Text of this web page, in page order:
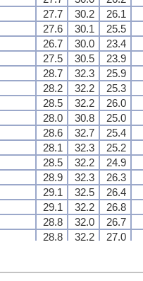
27.7 30.2
26.1
27.6 30.1
25.5
26.7 30.0
23.4
27.5 30.5
23.9
28.7 32.3
25.9
28.2 32.2
25.3
28.5 32.2
26.0
28.0 30.8
25.0
28.6 32.7
25.4
28.1 32.3
25.2
28.5 32.2
24.9
28.9 32.3
26.3
29.1 32.5
26.4
29.1 32.2
26.8
28.8 32.0
26.7
28.8 32.2
27.0
27.7 30.2
26.1
27.6 30.1
25.5
26.7 30.0
23.4
27.5 30.5
23.9
28.7 32.3
25.9
28.2 32.2
25.3
28.5 32.2
26.0
28.0 30.8
25.0
28.6 32.7
25.4
28.1 32.3
25.2
28.5 32.2
24.9
28.9 32.3
26.3
29.1 32.5
26.4
29.1 32.2
26.8
28.8 32.0
26.7
28.8 32.2
27.0
27.7 30.2
26.1
27.6 30.1
25.5
26.7 30.0
23.4
27.5 30.5
23.9
28.7 32.3
25.9
28.2 32.2
25.3
28.5 32.2
26.0
28.0 30.8
25.0
28.6 32.7
25.4
28.1 32.3
25.2
28.5 32.2
24.9
28.9 32.3
26.3
29.1 32.5
26.4
29.1 32.2
26.8
28.8 32.0
26.7
28.8 32.2
27.0
27.7 30.2
26.1
27.6 30.1
25.5
26.7 30.0
23.4
27.5 30.5
23.9
28.7 32.3
25.9
28.2 32.2
25.3
28.5 32.2
26.0
28.0 30.8
25.0
28.6 32.7
25.4
28.1 32.3
25.2
28.5 32.2
24.9
28.9 32.3
26.3
29.1 32.5
26.4
29.1 32.2
26.8
28.8 32.0
26.7
28.8 32.2
27.0